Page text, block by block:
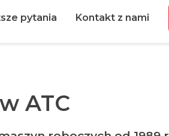
pytania Kontakt z nami
ATC